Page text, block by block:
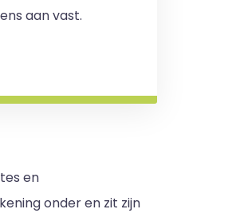
aan vast.
en
onder en zit zijn